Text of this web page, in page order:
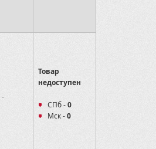
-
Товар
недоступен
СПб -0
Мск -0